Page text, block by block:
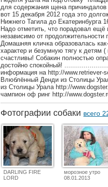
для содержания щена
вот 15 декабря 2012 года это
Нижнего Тагила до Екатеринбурга
Надо отметить, что порадовал
независимо от
Домашняя кличка образовалась
характер и безумную тягу к
счастливы! Собакин полностью
достойно спокойный!
информация на http://
Влюблённый Денди из Столицы
из Столицы Урала http://
чампион оф ринг http://
Фотографии собаки всего
DARLING FIRE
LORD
морозное утро
08.01.2013